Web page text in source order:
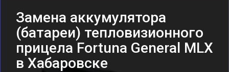
Замена аккумулятора
(батареи) тепловизионного
прицела Fortuna General MLX
в Хабаровске